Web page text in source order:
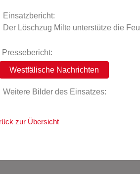
Einsatzbericht:
Der Löschzug Milte unterstütze die
Pressebericht:
Westfälische Nachrichten
Weitere Bilder des Einsatzes:
zur Übersicht